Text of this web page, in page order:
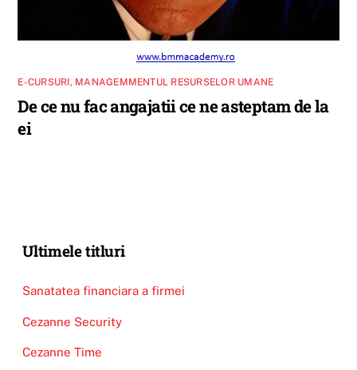
E-CURSURI, MANAGEMMENTUL RESURSELOR UMANE
De ce nu fac angajatii ce ne asteptam de la
ei
Ultimele titluri
Sanatatea financiara a firmei
Cezanne Security
Cezanne Time